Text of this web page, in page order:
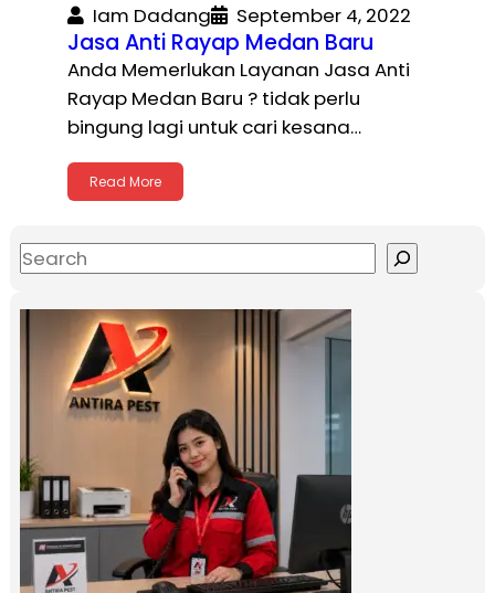
Iam Dadang September 4, 2022
Jasa Anti Rayap Medan Baru
Anda Memerlukan Layanan Jasa Anti
Rayap Medan Baru ? tidak perlu
bingung lagi untuk cari kesana…
Read More